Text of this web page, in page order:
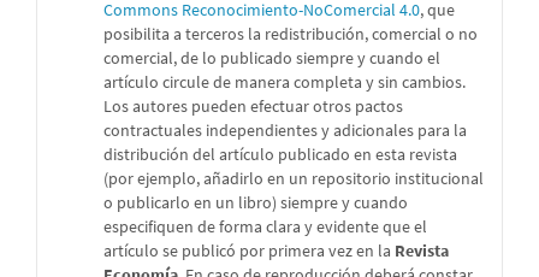
Commons Reconocimiento-NoComercial 4.0, que
posibilita a terceros la redistribución, comercial o no
comercial, de lo publicado siempre y cuando el
artículo circule de manera completa y sin cambios.
Los autores pueden efectuar otros pactos
contractuales independientes y adicionales para la
distribución del artículo publicado en esta revista
(por ejemplo, añadirlo en un repositorio institucional
o publicarlo en un libro) siempre y cuando
especifiquen de forma clara y evidente que el
artículo se publicó por primera vez en la Revista